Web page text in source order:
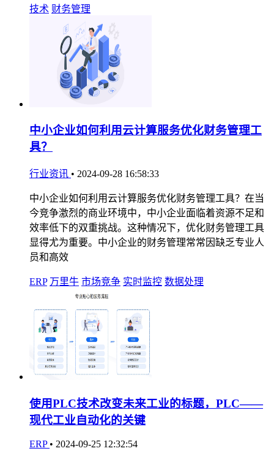
技术 财务管理
中小企业如何利用云计算服务优化财务管理工
具？
行业资讯 • 2024-09-28 16:58:33
中小企业如何利用云计算服务优化财务管理工具？在当
今竞争激烈的商业环境中，中小企业面临着资源不足和
效率低下的双重挑战。这种情况下，优化财务管理工具
显得尤为重要。中小企业的财务管理常常因缺乏专业人
员和高效
ERP 万里牛 市场竞争 实时监控 数据处理
使用PLC技术改变未来工业的标题，PLC——
现代工业自动化的关键
ERP • 2024-09-25 12:32:54